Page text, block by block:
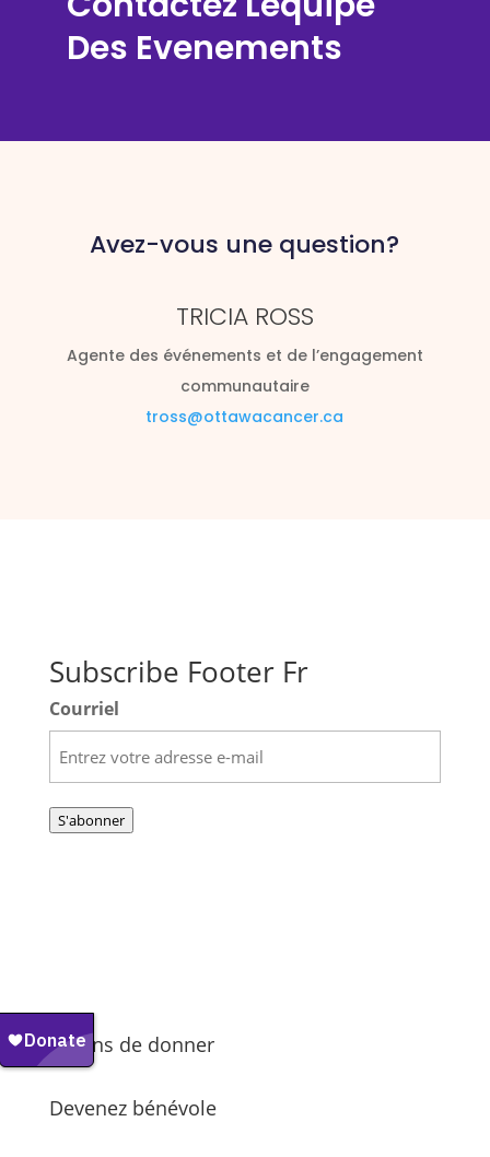
Des Evenements
Avez-vous une question?
TRICIA ROSS
Agente des événements et de l’engagement
communautaire
tross@ottawacancer.ca
Subscribe Footer Fr
Courriel
S'abonner
Façons de donner
Devenez bénévole